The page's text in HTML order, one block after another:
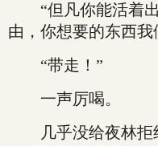
“但凡你能活着出
由，你想要的东西
“带走！”
一声厉喝。
几乎没给夜林拒